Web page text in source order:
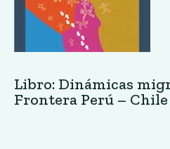
Libro: Dinámicas
Frontera Perú – Chile